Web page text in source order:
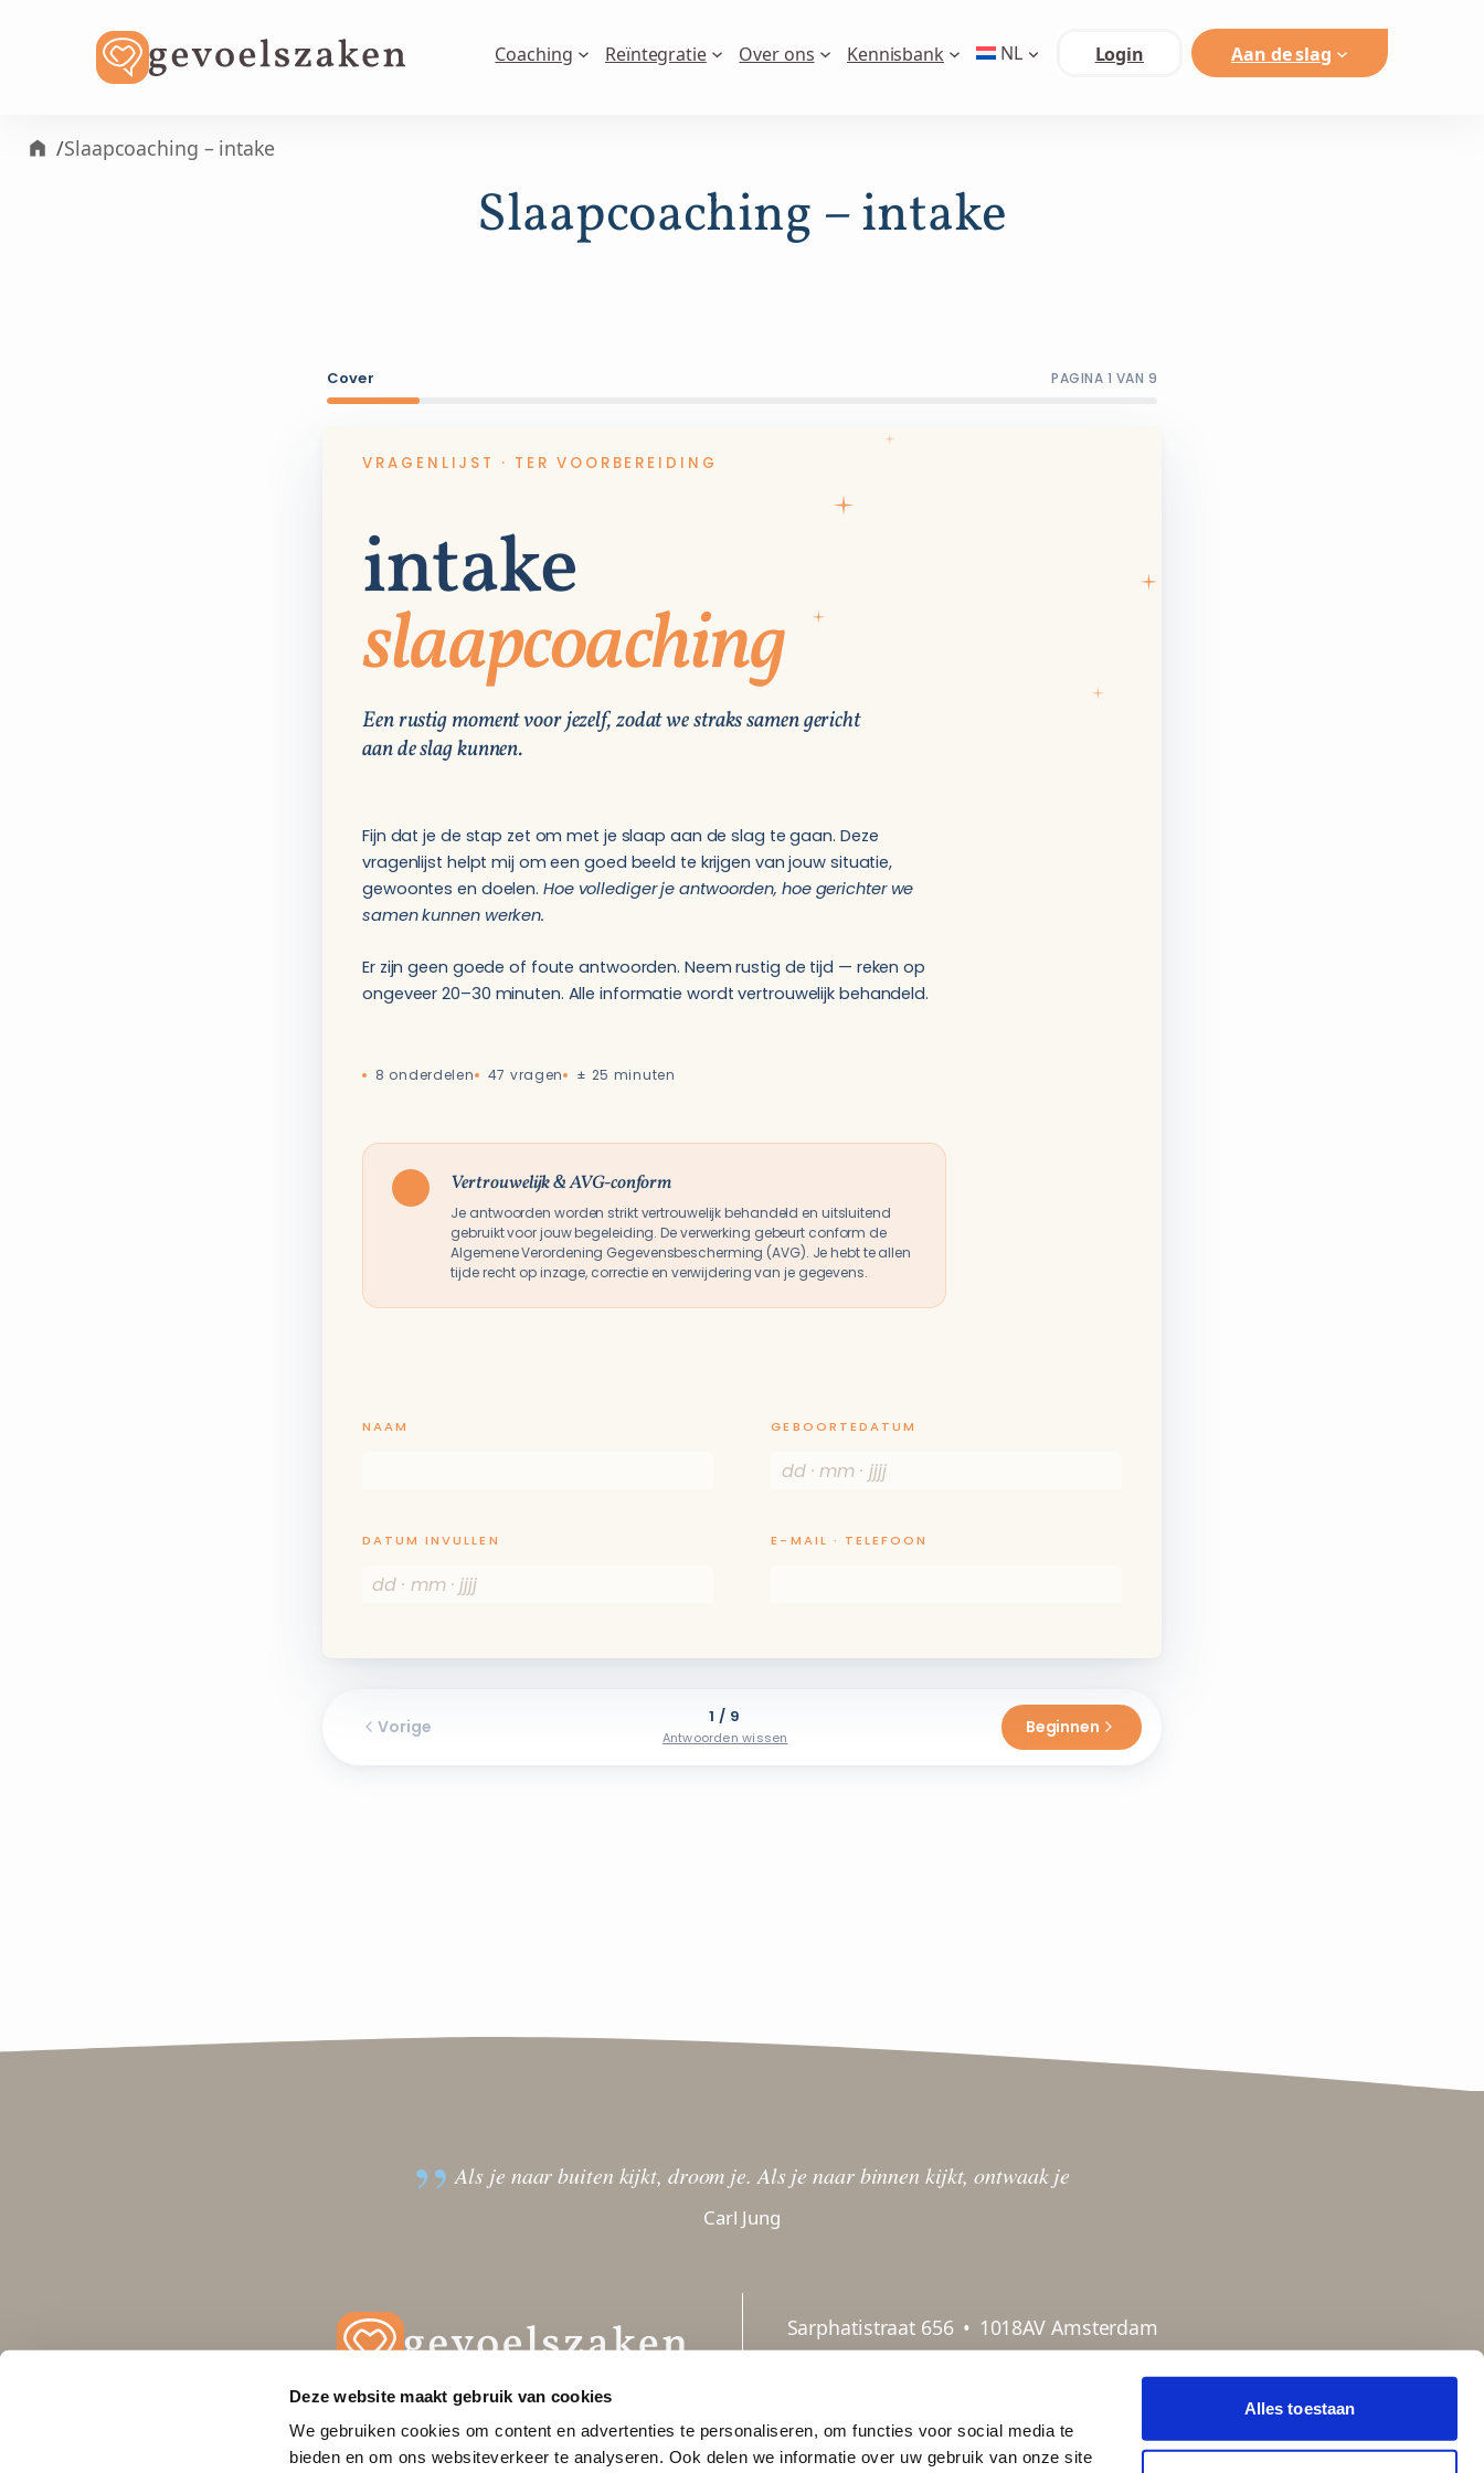
Deze website maakt gebruik van cookies
We gebruiken cookies om content en advertenties te personaliseren, om functies voor social media te
bieden en om ons websiteverkeer te analyseren. Ook delen we informatie over uw gebruik van onze site
Alles toestaan
Coaching Reïntegratie Over ons Kennisbank NL Login Aan de slag
/Slaapcoaching – intake
Slaapcoaching – intake
Cover PAGINA 1 VAN 9
VRAGENLIJST · TER VOORBEREIDING
intake
slaapcoaching
Een rustig moment voor jezelf, zodat we straks samen gericht
aan de slag kunnen.
Fijn dat je de stap zet om met je slaap aan de slag te gaan. Deze
vragenlijst helpt mij om een goed beeld te krijgen van jouw situatie,
gewoontes en doelen. Hoe vollediger je antwoorden, hoe gerichter we
samen kunnen werken.
Er zijn geen goede of foute antwoorden. Neem rustig de tijd — reken op
ongeveer 20–30 minuten. Alle informatie wordt vertrouwelijk behandeld.
8 onderdelen 47 vragen ± 25 minuten
Vertrouwelijk & AVG-conform
Je antwoorden worden strikt vertrouwelijk behandeld en uitsluitend
gebruikt voor jouw begeleiding. De verwerking gebeurt conform de
Algemene Verordening Gegevensbescherming (AVG). Je hebt te allen
tijde recht op inzage, correctie en verwijdering van je gegevens.
NAAM GEBOORTEDATUM
DATUM INVULLEN E-MAIL · TELEFOON
Vorige 1 / 9
Antwoorden wissen Beginnen
Als je naar buiten kijkt, droom je. Als je naar binnen kijkt, ontwaak je
Carl Jung
Sarphatistraat 656 • 1018AV Amsterdam